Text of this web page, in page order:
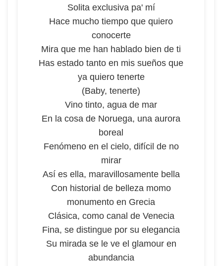
Solita exclusiva pa' mí
Hace mucho tiempo que quiero
conocerte
Mira que me han hablado bien de ti
Has estado tanto en mis sueños que
ya quiero tenerte
(Baby, tenerte)
Vino tinto, agua de mar
En la cosa de Noruega, una aurora
boreal
Fenómeno en el cielo, difícil de no
mirar
Así es ella, maravillosamente bella
Con historial de belleza momo
monumento en Grecia
Clásica, como canal de Venecia
Fina, se distingue por su elegancia
Su mirada se le ve el glamour en
abundancia